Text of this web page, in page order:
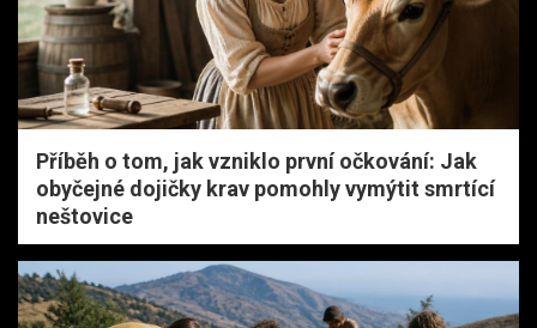
Příběh o tom, jak vzniklo první očkování: Jak
obyčejné dojičky krav pomohly vymýtit smrtící
neštovice